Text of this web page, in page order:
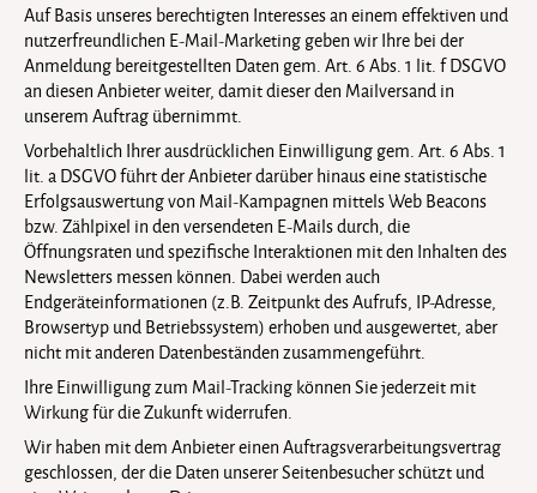
Auf Basis unseres berechtigten Interesses an einem effektiven und
nutzerfreundlichen E-Mail-Marketing geben wir Ihre bei der
Anmeldung bereitgestellten Daten gem. Art. 6 Abs. 1 lit. f DSGVO
an diesen Anbieter weiter, damit dieser den Mailversand in
unserem Auftrag übernimmt.
Vorbehaltlich Ihrer ausdrücklichen Einwilligung gem. Art. 6 Abs. 1
lit. a DSGVO führt der Anbieter darüber hinaus eine statistische
Erfolgsauswertung von Mail-Kampagnen mittels Web Beacons
bzw. Zählpixel in den versendeten E-Mails durch, die
Öffnungsraten und spezifische Interaktionen mit den Inhalten des
Newsletters messen können. Dabei werden auch
Endgeräteinformationen (z.B. Zeitpunkt des Aufrufs, IP-Adresse,
Browsertyp und Betriebssystem) erhoben und ausgewertet, aber
nicht mit anderen Datenbeständen zusammengeführt.
Ihre Einwilligung zum Mail-Tracking können Sie jederzeit mit
Wirkung für die Zukunft widerrufen.
Wir haben mit dem Anbieter einen Auftragsverarbeitungsvertrag
geschlossen, der die Daten unserer Seitenbesucher schützt und